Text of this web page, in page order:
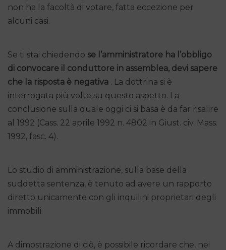
non ha la facoltà di votare, fatta eccezione per
alcuni casi.
Se ti stai chiedendo se l’amministratore ha l’obbligo
di convocare il conduttore in assemblea, devi sapere
che la risposta è negativa . La dottrina si è
interrogata più volte su questo aspetto. La
conclusione sulla quale oggi ci si basa è da far risalire
al 1992 (Cass. 22 aprile 1992 n. 4802 in Giust. civ. Mass.
1992, fasc. 4).
Lo studio di amministrazione, sulla base della
suddetta sentenza, è tenuto ad avere un rapporto
diretto unicamente con gli inquilini proprietari degli
immobili.
A dimostrazione di ciò, è possibile ricordare che, nei